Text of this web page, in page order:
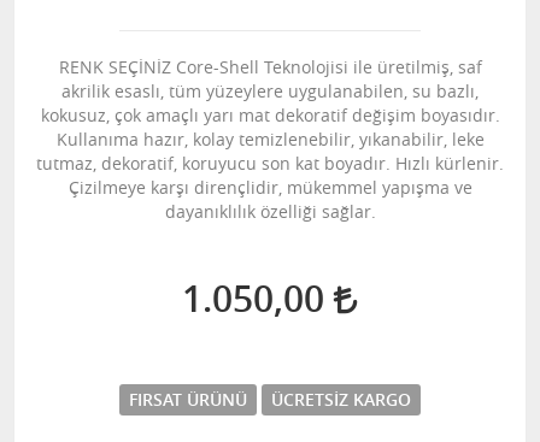
RENK SEÇİNİZ Core-Shell Teknolojisi ile üretilmiş, saf
akrilik esaslı, tüm yüzeylere uygulanabilen, su bazlı,
kokusuz, çok amaçlı yarı mat dekoratif değişim boyasıdır.
Kullanıma hazır, kolay temizlenebilir, yıkanabilir, leke
tutmaz, dekoratif, koruyucu son kat boyadır. Hızlı kürlenir.
Çizilmeye karşı dirençlidir, mükemmel yapışma ve
dayanıklılık özelliği sağlar.
1.050,00
FIRSAT ÜRÜNÜ ÜCRETSIZ KARGO